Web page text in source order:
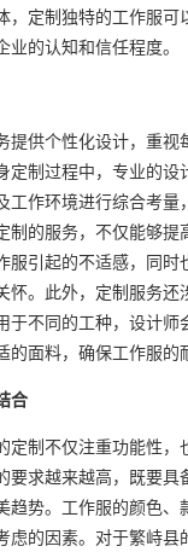
，定制独特的工作服可
的认知和信任程度。
提供个性化设计，重视
定制过程中，专业的设
工作环境进行综合考量
制的服务，不仅能够提
服引起的不适感，同时
怀。此外，定制服务还
于不同的工种，设计师
面料，确保工作服的
合
定制不仅注重功能性，
要求越来越高，既要具
趋势。工作服的颜色、
虑的因素。对于繁峙县